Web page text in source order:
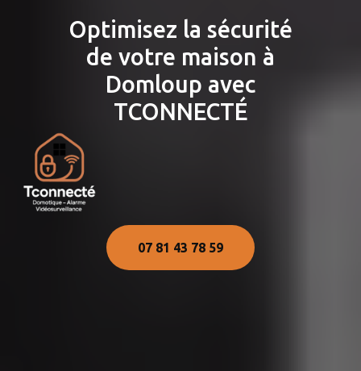
Optimisez la sécurité
de votre maison à
Domloup avec
TCONNECTÉ
07 81 43 78 59